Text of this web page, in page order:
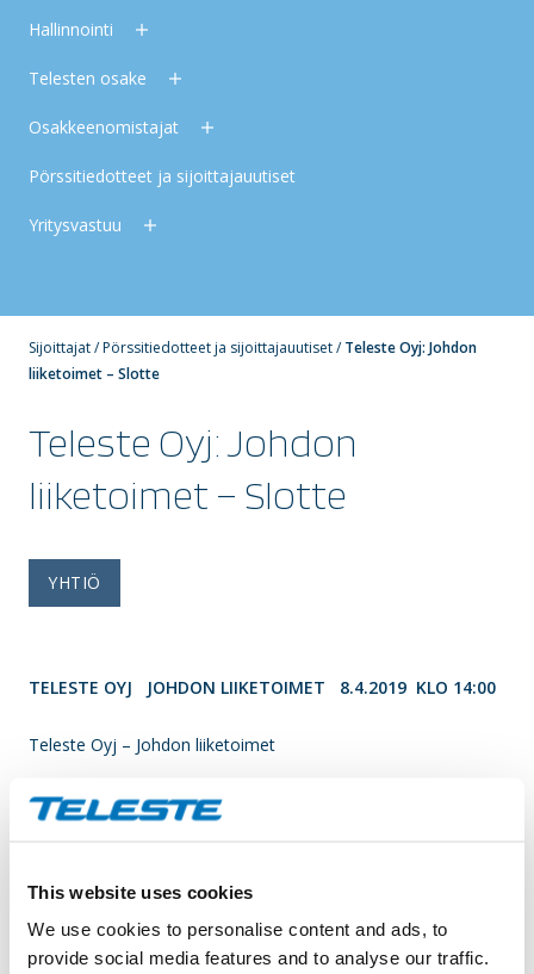
This website uses cookies
We use cookies to personalise content and ads, to
provide social media features and to analyse our traffic.
Hallinnointi
Telesten osake
Osakkeenomistajat
Pörssitiedotteet ja sijoittajauutiset
Yritysvastuu
Sijoittajat/Pörssitiedotteet ja sijoittajauutiset/Teleste Oyj: Johdon
liiketoimet – Slotte
Teleste Oyj: Johdon
liiketoimet – Slotte
YHTIÖ
TELESTE OYJ JOHDON LIIKETOIMET 8.4.2019 KLO 14:00
Teleste Oyj – Johdon liiketoimet
Asema: Muu ylin johto
LEI: 743700CJRQRU0007GN59